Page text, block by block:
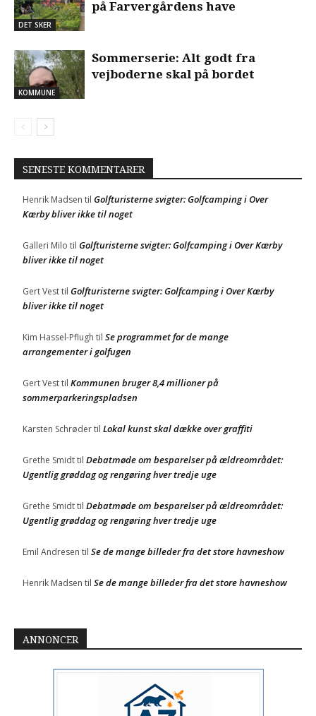
KOMMUNE
SENESTE KOMMENTARER
Henrik MadsentilGolfturisterne svigter: Golfcamping i Over
Kærby bliver ikke til noget
Galleri MilotilGolfturisterne svigter: Golfcamping i Over Kærby
Gert VesttilGolfturisterne svigter: Golfcamping i Over Kærby
Kim Hassel-Pflughtil
Gert VesttilKommunen bruger 8,4 millioner på
Karsten SchrødertilLokal kunst skal dække over graffiti
Grethe SmidttilDebatmøde om besparelser på ældreområdet:
Grethe SmidttilDebatmøde om besparelser på ældreområdet:
Emil AndresentilSe de mange billeder fra det store havneshow
Henrik MadsentilSe de mange billeder fra det store havneshow